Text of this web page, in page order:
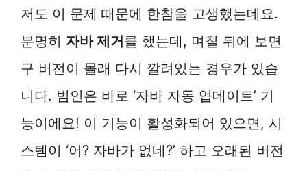
저도 이 문제 때문에 한참을 고생했는데요.
분명히 자바 제거를 했는데, 며칠 뒤에 보면
구 버전이 몰래 다시 깔려있는 경우가 있습
니다. 범인은 바로 ‘자바 자동 업데이트’ 기
능이에요! 이 기능이 활성화되어 있으면, 시
스템이 ‘어? 자바가 없네?’ 하고 오래된 버전